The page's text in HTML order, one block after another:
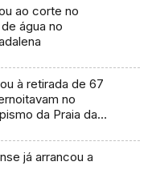
ao corte no
água no
à retirada de 67
no
da Praia da
já arrancou a